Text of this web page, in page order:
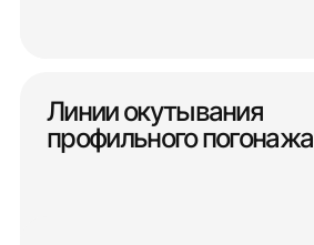
Линии окутывания
профильного погонажа